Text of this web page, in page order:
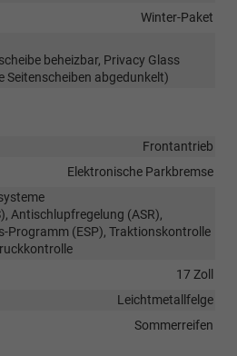
Winter-Paket
beheizbar, Privacy Glass
Seitenscheiben abgedunkelt)
Frontantrieb
Elektronische Parkbremse
Antischlupfregelung (ASR),
Programm (ESP), Traktionskontrolle
17 Zoll
Leichtmetallfelge
Sommerreifen